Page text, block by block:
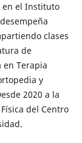
en el Instituto
clases
de
en Terapia
y
2020 a la
del Centro